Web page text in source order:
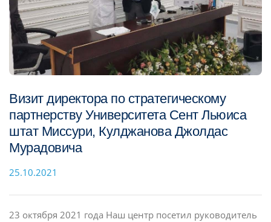
Визит директора по стратегическому
партнерству Университета Сент Льюиса
штат Миссури, Кулджанова Джолдас
Мурадовича
25.10.2021
23 октября 2021 года Наш центр посетил руководитель